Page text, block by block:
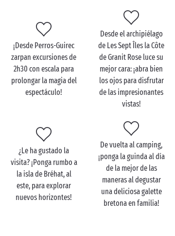
disfrute del amplio abanico de actividades del
camping, una combinación perfecta dedeportes,
ocio y relajación. Aquí, ¡todo campista se compone
unas vacaciones a su medida!
Visite el archipiélago de
Embarque con los suyos en una lancha motora y
ponga rumbo a los fabulosos paisajes del
archipiélago de Les Sept Îles. DesdePerros-Guirec, un
pueblo típicamente bretón dominado por el faro de
Men Ruz, parten con frecuencia cruceros de
descubrimiento cuyos guías se afanan en compartir
su pasión por esta tierra excepcional.
¡Desde Perros-Guirec
zarpan excursiones de
2h30 con escala para
prolongar la magia del
espectáculo!
Desde el archipiélago
de Les Sept Îles la Côte
de Granit Rose luce su
mejor cara: ¡abra bien
los ojos para disfrutar
de las impresionantes
vistas!
¿Le ha gustado la
visita? ¡Ponga rumbo a
la isla de Bréhat, al
este, para explorar
nuevos horizontes!
De vuelta al camping,
¡ponga la guinda al día
de la mejor de las
maneras al degustar
una deliciosa galette
bretona en familia!